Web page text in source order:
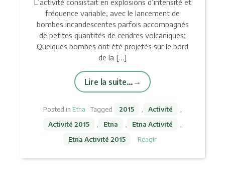
fréquence variable, avec le lancement de
bombes incandescentes parfois accompagnés
de petites quantités de cendres volcaniques;
Quelques bombes ont été projetés sur le bord
de la […]
Lire la suite…
Posted in Etna Tagged 2015 Activité
Activité 2015
Etna Etna Activité
Etna Activité 2015
Réagir